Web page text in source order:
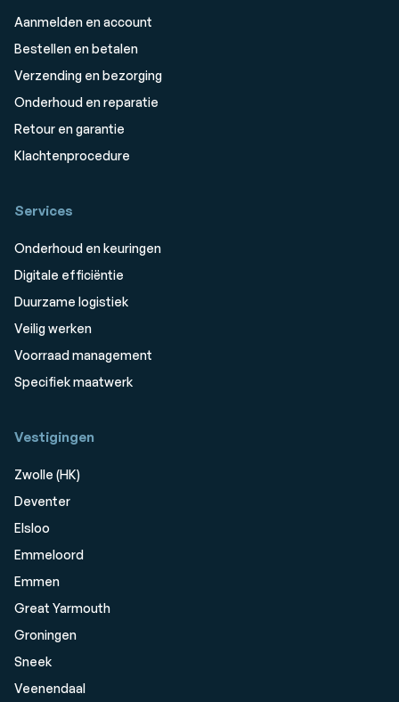
Aanmelden en account
Bestellen en betalen
Verzending en bezorging
Onderhoud en reparatie
Retour en garantie
Klachtenprocedure
Services
Onderhoud en keuringen
Digitale efficiëntie
Duurzame logistiek
Veilig werken
Voorraad management
Specifiek maatwerk
Vestigingen
Zwolle (HK)
Deventer
Elsloo
Emmeloord
Emmen
Great Yarmouth
Groningen
Sneek
Veenendaal